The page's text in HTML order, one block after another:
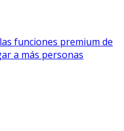
funciones premium de
a más personas